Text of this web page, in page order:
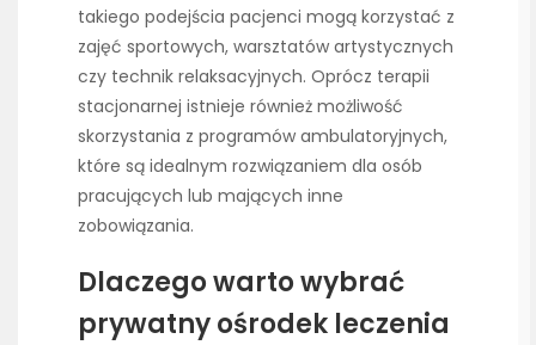
takiego podejścia pacjenci mogą korzystać z
zajęć sportowych, warsztatów artystycznych
czy technik relaksacyjnych. Oprócz terapii
stacjonarnej istnieje również możliwość
skorzystania z programów ambulatoryjnych,
które są idealnym rozwiązaniem dla osób
pracujących lub mających inne
zobowiązania.
Dlaczego warto wybrać
prywatny ośrodek leczenia